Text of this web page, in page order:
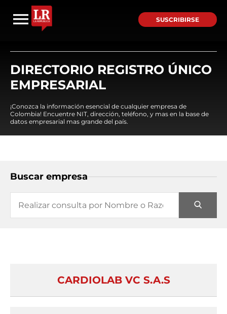
SUSCRIBIRSE
DIRECTORIO REGISTRO ÚNICO
EMPRESARIAL
¡Conozca la información esencial de cualquier empresa de
Colombia! Encuentre NIT, dirección, teléfono, y mas en la base de
datos empresarial mas grande del país.
Buscar empresa
CARDIOLAB VC S.A.S